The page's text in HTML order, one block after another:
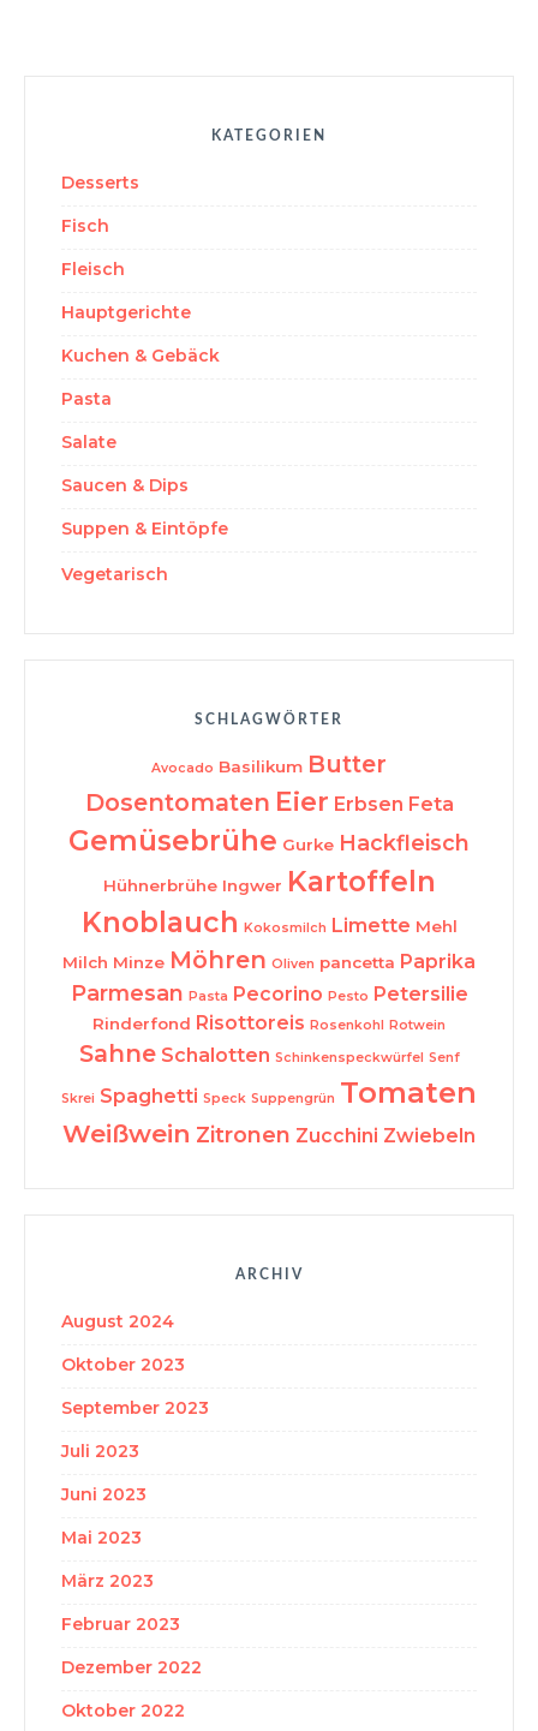
KATEGORIEN
Desserts
Fisch
Fleisch
Hauptgerichte
Kuchen & Gebäck
Pasta
Salate
Saucen & Dips
Suppen & Eintöpfe
Vegetarisch
SCHLAGWÖRTER
Avocado Basilikum Butter
Dosentomaten Eier Erbsen Feta
Gemüsebrühe Gurke Hackfleisch
Hühnerbrühe Ingwer Kartoffeln
Knoblauch Kokosmilch Limette Mehl
Milch Minze Möhren Oliven pancetta Paprika
Parmesan Pasta Pecorino Pesto Petersilie
Rinderfond Risottoreis Rosenkohl Rotwein
Sahne Schalotten Schinkenspeckwürfel Senf
Skrei Spaghetti Speck Suppengrün Tomaten
Weißwein Zitronen Zucchini Zwiebeln
ARCHIV
August 2024
Oktober 2023
September 2023
Juli 2023
Juni 2023
Mai 2023
März 2023
Februar 2023
Dezember 2022
Oktober 2022